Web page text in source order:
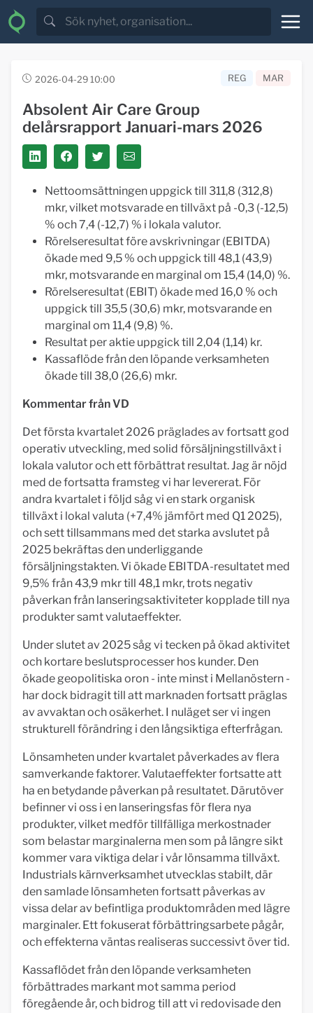
2026-04-29 10:00 REG MAR
Absolent Air Care Group
delårsrapport Januari-mars 2026
Nettoomsättningen uppgick till 311,8 (312,8)
mkr, vilket motsvarade en tillväxt på -0,3 (-12,5)
% och 7,4 (-12,7) % i lokala valutor.
Rörelseresultat före avskrivningar (EBITDA)
ökade med 9,5 % och uppgick till 48,1 (43,9)
mkr, motsvarande en marginal om 15,4 (14,0) %.
Rörelseresultat (EBIT) ökade med 16,0 % och
uppgick till 35,5 (30,6) mkr, motsvarande en
marginal om 11,4 (9,8) %.
Resultat per aktie uppgick till 2,04 (1,14) kr.
Kassaflöde från den löpande verksamheten
ökade till 38,0 (26,6) mkr.
Kommentar från VD
Det första kvartalet 2026 präglades av fortsatt god
operativ utveckling, med solid försäljningstillväxt i
lokala valutor och ett förbättrat resultat. Jag är nöjd
med de fortsatta framsteg vi har levererat. För
andra kvartalet i följd såg vi en stark organisk
tillväxt i lokal valuta (+7,4% jämfört med Q1 2025),
och sett tillsammans med det starka avslutet på
2025 bekräftas den underliggande
försäljningstakten. Vi ökade EBITDA-resultatet med
9,5% från 43,9 mkr till 48,1 mkr, trots negativ
påverkan från lanseringsaktiviteter kopplade till nya
produkter samt valutaeffekter.
Under slutet av 2025 såg vi tecken på ökad aktivitet
och kortare beslutsprocesser hos kunder. Den
ökade geopolitiska oron - inte minst i Mellanöstern -
har dock bidragit till att marknaden fortsatt präglas
av avvaktan och osäkerhet. I nuläget ser vi ingen
strukturell förändring i den långsiktiga efterfrågan.
Lönsamheten under kvartalet påverkades av flera
samverkande faktorer. Valutaeffekter fortsatte att
ha en betydande påverkan på resultatet. Därutöver
befinner vi oss i en lanseringsfas för flera nya
produkter, vilket medför tillfälliga merkostnader
som belastar marginalerna men som på längre sikt
kommer vara viktiga delar i vår lönsamma tillväxt.
Industrials kärnverksamhet utvecklas stabilt, där
den samlade lönsamheten fortsatt påverkas av
vissa delar av befintliga produktområden med lägre
marginaler. Ett fokuserat förbättringsarbete pågår,
och effekterna väntas realiseras successivt över tid.
Kassaflödet från den löpande verksamheten
förbättrades markant mot samma period
föregående år, och bidrog till att vi redovisade den